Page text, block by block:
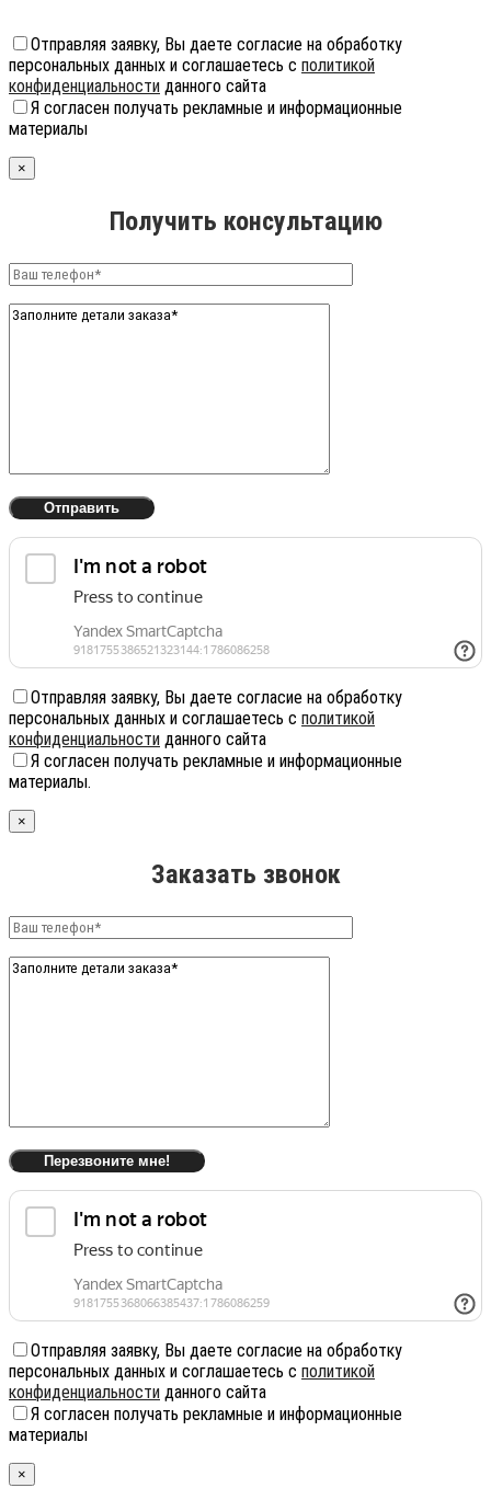
Отправляя заявку, Вы даете согласие на обработку
персональных данных и соглашаетесь с политикой
конфиденциальности данного сайта
Я согласен получать рекламные и информационные
материалы
×
Получить консультацию
Отправляя заявку, Вы даете согласие на обработку
персональных данных и соглашаетесь с политикой
конфиденциальности данного сайта
Я согласен получать рекламные и информационные
материалы.
×
Заказать звонок
Отправляя заявку, Вы даете согласие на обработку
персональных данных и соглашаетесь с политикой
конфиденциальности данного сайта
Я согласен получать рекламные и информационные
материалы
×